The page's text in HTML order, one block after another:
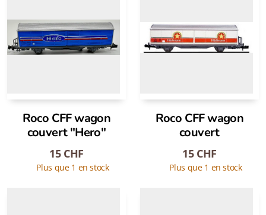
Roco CFF wagon
couvert "Hero"
15CHF
Plus que 1 en stock
Roco CFF wagon
couvert
15CHF
Plus que 1 en stock